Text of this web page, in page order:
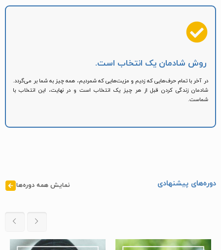
روش شادمان یک انتخاب است.
در آخر با تمام حرف‌هایی که زدیم و مزیت‌هایی که شمردیم، همه چیز به شما بر می‌گردد.
شادمان زندگی کردن قبل از هر چیز یک انتخاب است و در نهایت، این انتخاب با
شماست.
دوره‌های پیشنهادی​ نمایش همه دوره‌ها